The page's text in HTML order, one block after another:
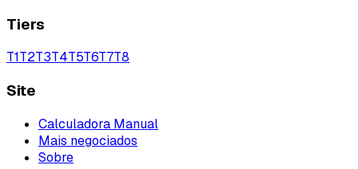
Tiers
T1T2T3T4T5T6T7T8
Site
Calculadora Manual
Mais negociados
Sobre